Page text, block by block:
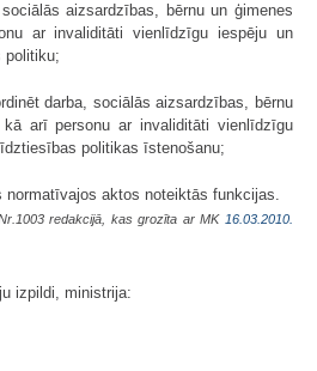
aizsardzības, bērnu un ģimenes
ar invaliditāti vienlīdzīgu iespēju un
politiku;
darba, sociālās aizsardzības, bērnu
arī personu ar invaliditāti vienlīdzīgu
politikas īstenošanu;
normatīvajos aktos noteiktās funkcijas.
redakcijā, kas grozīta ar MK 16.03.2010.
izpildi, ministrija: